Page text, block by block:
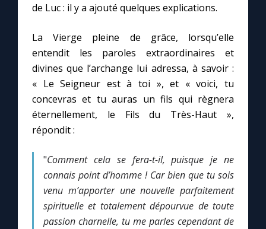
Marie qui défait les nœuds
Me consacrer à Jésus par Marie
Mes intentions de prière
Une Minute avec Marie
À la une
1000 Raisons de Croire
de Luc : il y a ajouté quelques explications.
La Vierge pleine de grâce, lorsqu’elle
entendit les paroles extraordinaires et
divines que l’archange lui adressa, à savoir :
« Le Seigneur est à toi », et « voici, tu
concevras et tu auras un fils qui règnera
éternellement, le Fils du Très-Haut »,
répondit :
"Comment cela se fera-t-il, puisque je ne
connais point d’homme ! Car bien que tu sois
venu m’apporter une nouvelle parfaitement
spirituelle et totalement dépourvue de toute
passion charnelle, tu me parles cependant de